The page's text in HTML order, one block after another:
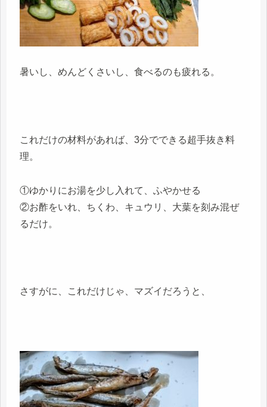
暑いし、めんどくさいし、食べるのも疲れる。
これだけの材料があれば、3分でできる超手抜き料
理。
①ゆかりにお湯を少し入れて、ふやかせる
②お酢をいれ、ちくわ、キュウリ、大葉を刻み混ぜ
るだけ。
さすがに、これだけじゃ、マズイだろうと、